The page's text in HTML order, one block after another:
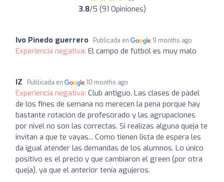
3.8/5 (91 Opiniones)
Ivo Pinedo guerrero Publicada en 9 months ago
Experiencia negativa: El campo de fútbol es muy malo
IZ Publicada en 10 months ago
Experiencia negativa: Club antiguo. Las clases de pádel
de los fines de semana no merecen la pena porque hay
bastante rotación de profesorado y las agrupaciones
por nivel no son las correctas. Si realizas alguna queja te
invitan a que te vayas... Como tienen lista de espera les
da igual atender las demandas de los alumnos. Lo único
positivo es el precio y que cambiaron el green (por otra
queja), ya que el anterior tenía agujeros.